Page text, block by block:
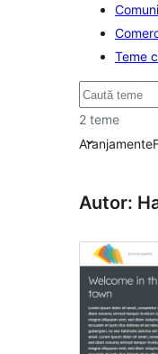
Teme
Caută
2 teme
Aranjamente
Autor: